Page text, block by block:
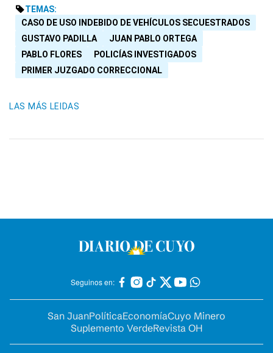
TEMAS:
CASO DE USO INDEBIDO DE VEHÍCULOS SECUESTRADOS
GUSTAVO PADILLA
JUAN PABLO ORTEGA
PABLO FLORES
POLICÍAS INVESTIGADOS
PRIMER JUZGADO CORRECCIONAL
LAS MÁS LEIDAS
Seguinos en:
San JuanPolíticaEconomíaCuyo Minero
Suplemento VerdeRevista OH